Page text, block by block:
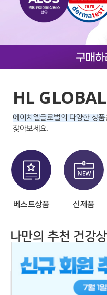
HL GLOBAL
에이치엘글로벌의 다양한 상품
찾아보세요.
베스트상품 신제품
나만의 추천 건강